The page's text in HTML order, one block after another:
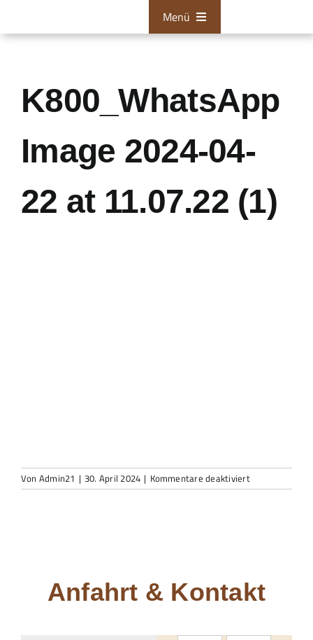
springen
Menü
Tischlerei
Restaurationen
Über uns
Aktuelles
K800_WhatsApp
Image 2024-04-
22 at 11.07.22 (1)
Von Admin21 | 30. April 2024 | Kommentare deaktiviertfür
(1)
Anfahrt & Kontakt